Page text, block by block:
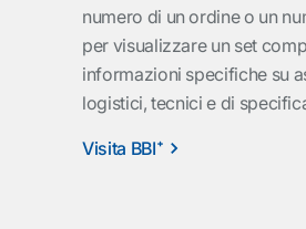
numero di un ordine o un
per visualizzare un set
informazioni specifiche su
logistici, tecnici e di
Visita BBI⁺